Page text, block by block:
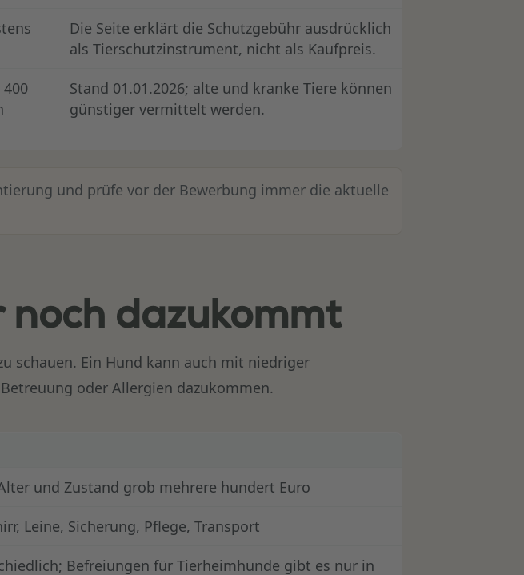
Die Seite erklärt die Schutzgebühr ausdrücklich
als Tierschutzinstrument, nicht als Kaufpreis.
Stand 01.01.2026; alte und kranke Tiere können
günstiger vermittelt werden.
und prüfe vor der Bewerbung immer die aktuelle
noch dazukommt
schauen. Ein Hund kann auch mit niedriger
oder Allergien dazukommen.
und Zustand grob mehrere hundert Euro
Leine, Sicherung, Pflege, Transport
Befreiungen für Tierheimhunde gibt es nur in